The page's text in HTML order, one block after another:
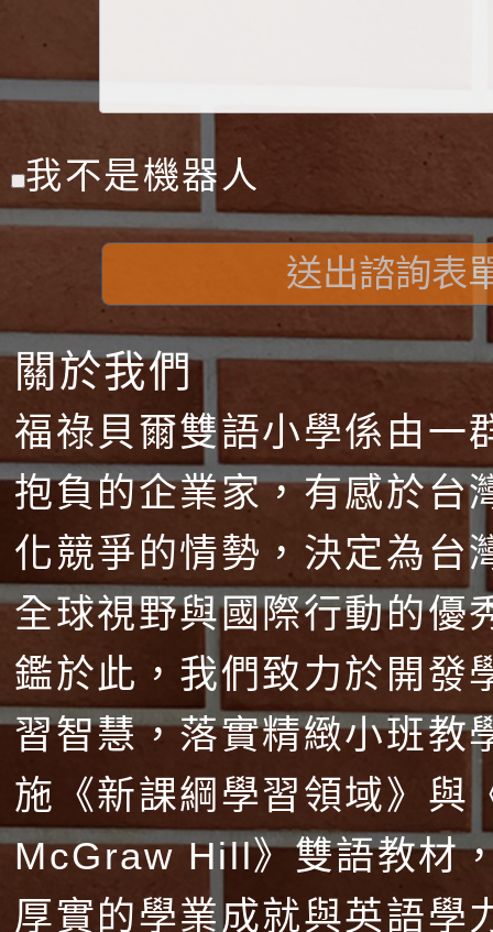
我不是機器人
送出諮詢表
關於我們
福祿貝爾雙語小學係由一
抱負的企業家，有感於台
化競爭的情勢，決定為台
全球視野與國際行動的優
鑑於此，我們致力於開發
習智慧，落實精緻小班教
施《新課綱學習領域》與
McGraw Hill》雙語教材
厚實的學業成就與英語學